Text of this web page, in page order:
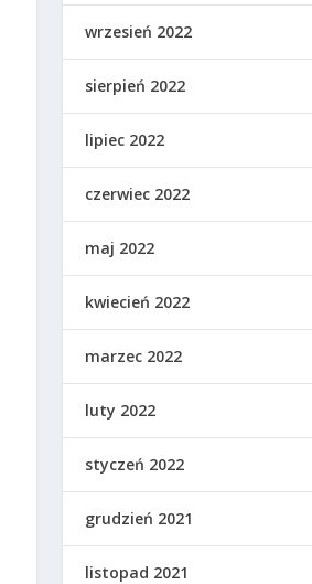
wrzesień 2022
sierpień 2022
lipiec 2022
czerwiec 2022
maj 2022
kwiecień 2022
marzec 2022
luty 2022
styczeń 2022
grudzień 2021
listopad 2021